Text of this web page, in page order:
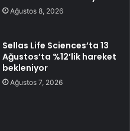
Ağustos 8, 2026
Sellas Life Sciences’ta 13
Ağustos’ta %12’lik hareket
bekleniyor
Ağustos 7, 2026